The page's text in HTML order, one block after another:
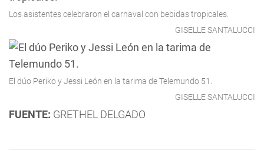
Los asistentes celebraron el carnaval con bebidas tropicales.
GISELLE SANTALUCCI
El dúo Periko y Jessi León en la tarima de Telemundo 51.
GISELLE SANTALUCCI
FUENTE: GRETHEL DELGADO